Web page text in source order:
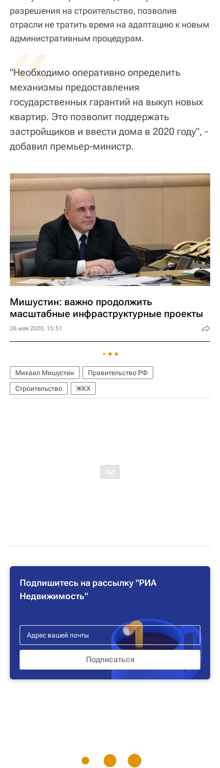
разрешения на строительство, позволив
отрасли не тратить время на адаптацию к новым
административным процедурам.
«
"Необходимо оперативно определить
механизмы предоставления
государственных гарантий на выкуп новых
квартир. Это позволит поддержать
застройщиков и ввести дома в 2020 году", -
добавил премьер-министр.
Мишустин: важно продолжить
масштабные инфраструктурные проекты
26 мая 2020, 15:51
Михаил Мишустин
Правительство РФ
Строительство
ЖКХ
Подпишитесь на рассылку "РИА
Недвижимость"